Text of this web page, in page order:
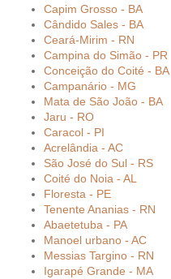
Capim Grosso - BA
Cândido Sales - BA
Ceará-Mirim - RN
Campina do Simão - PR
Conceição do Coité - BA
Campanário - MG
Mata de São João - BA
Jaru - RO
Caracol - PI
Acrelândia - AC
São José do Sul - RS
Coité do Noia - AL
Floresta - PE
Tenente Ananias - RN
Abaetetuba - PA
Manoel urbano - AC
Messias Targino - RN
Igarapé Grande - MA